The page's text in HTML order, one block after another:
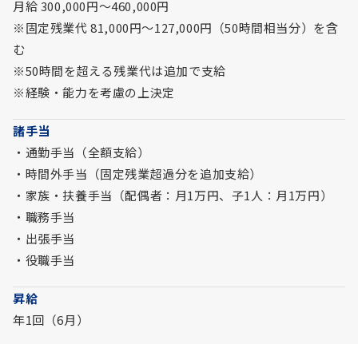
月給 300,000円～460,000円
※固定残業代 81,000円～127,000円（50時間相当分）を含
む
※50時間を超える残業代は追加で支給
※経験・能力を考慮の上決定
諸手当
・通勤手当（全額支給）
・時間外手当（固定残業超過分を追加支給）
・家族・扶養手当（配偶者：月1万円、子1人：月1万円）
・職務手当
・出張手当
・役職手当
昇給
年1回（6月）